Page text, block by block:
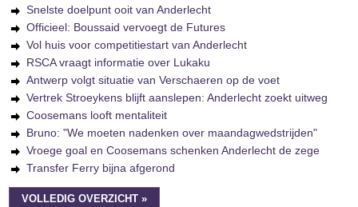
Snelste doelpunt ooit van Anderlecht
Officieel: Boussaid vervoegt de Futures
Vol huis voor competitiestart van Anderlecht
RSCA vraagt informatie over Lukaku
Antwerp volgt situatie van Verschaeren op de voet
Vertrek Stroeykens blijft aanslepen: Anderlecht zoekt uitweg
Coosemans looft mentaliteit
Bruno: "We moeten nadenken over maandagwedstrijden"
Vroege goal en Coosemans schenken Anderlecht de zege
Transfer Ferry bijna afgerond
VOLLEDIG OVERZICHT »